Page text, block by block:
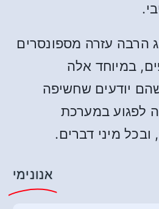
הרבה עזרה מספונסרים
במיוחד אלה
יודעים שחשיפה
לפגוע במערכת
מיני דברים.
אנונימי